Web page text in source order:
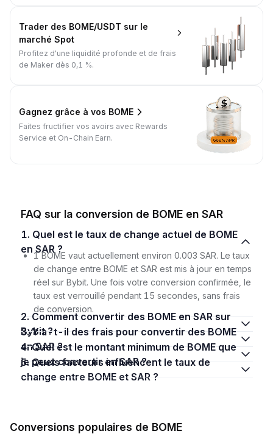
Trader des BOME/USDT sur le
marché Spot
Profitez d'une liquidité profonde et de frais
de Maker dès 0,1 %.
Gagnez grâce à vos BOME
Faites fructifier vos avoirs avec Rewards
Service et On-Chain Earn.
FAQ sur la conversion de BOME en SAR
1. Quel est le taux de change actuel de BOME
en SAR ?
1 BOME vaut actuellement environ 0.003 SAR. Le taux
de change entre BOME et SAR est mis à jour en temps
réel sur Bybit. Une fois votre conversion confirmée, le
taux est verrouillé pendant 15 secondes, sans frais
de conversion.
2. Comment convertir des BOME en SAR sur
Bybit ?
3. Y a-t-il des frais pour convertir des BOME
en SAR ?
4. Quel est le montant minimum de BOME que
je peux convertir en SAR ?
5. Quels facteurs influencent le taux de
change entre BOME et SAR ?
Conversions populaires de BOME